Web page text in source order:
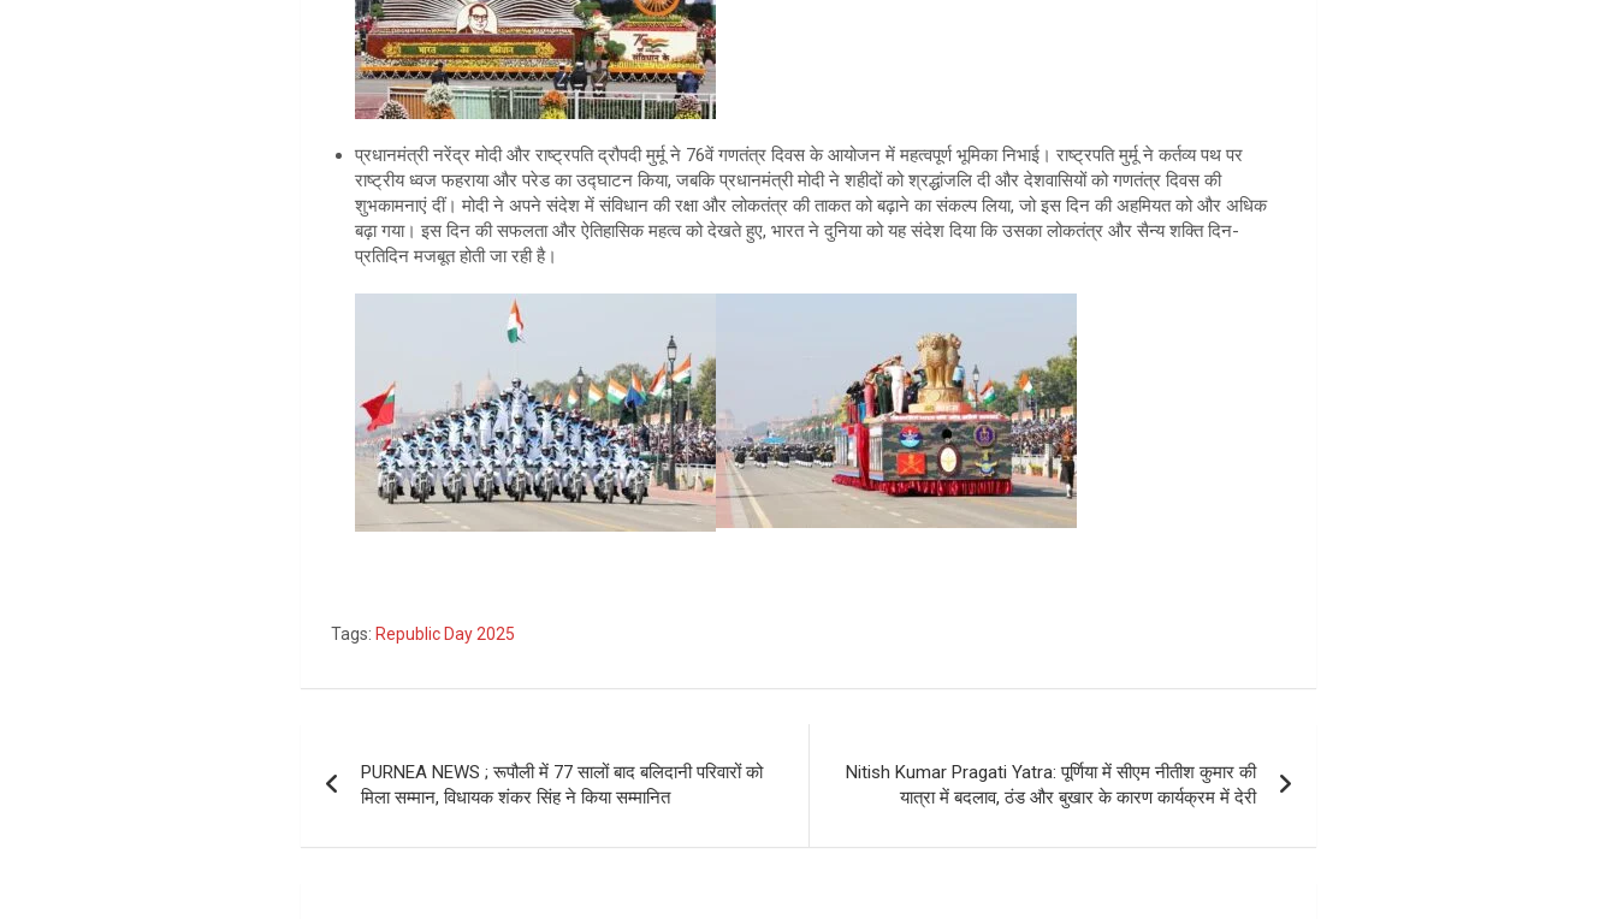
प्रधानमंत्री नरेंद्र मोदी और राष्ट्रपति द्रौपदी मुर्मू ने 76वें गणतंत्र दिवस के आयोजन में महत्वपूर्ण भूमिका निभाई। राष्ट्रपति मुर्मू ने कर्तव्य पथ पर
राष्ट्रीय ध्वज फहराया और परेड का उद्घाटन किया, जबकि प्रधानमंत्री मोदी ने शहीदों को श्रद्धांजलि दी और देशवासियों को गणतंत्र दिवस की
शुभकामनाएं दीं। मोदी ने अपने संदेश में संविधान की रक्षा और लोकतंत्र की ताकत को बढ़ाने का संकल्प लिया, जो इस दिन की अहमियत को और अधिक
बढ़ा गया। इस दिन की सफलता और ऐतिहासिक महत्व को देखते हुए, भारत ने दुनिया को यह संदेश दिया कि उसका लोकतंत्र और सैन्य शक्ति दिन-
प्रतिदिन मजबूत होती जा रही है।
Tags: Republic Day 2025
navigation
PURNEA NEWS ; रूपौली में 77 सालों बाद बलिदानी परिवारों को
मिला सम्मान, विधायक शंकर सिंह ने किया सम्मानित
Nitish Kumar Pragati Yatra: पूर्णिया में सीएम नीतीश कुमार की
यात्रा में बदलाव, ठंड और बुखार के कारण कार्यक्रम में देरी